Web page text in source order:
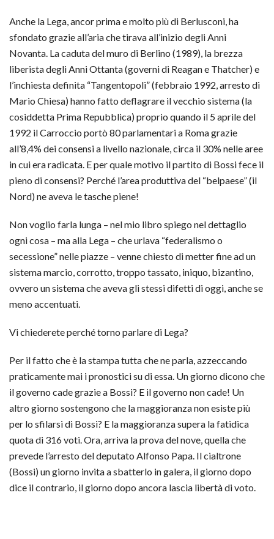
Anche la Lega, ancor prima e molto più di Berlusconi, ha
sfondato grazie all’aria che tirava all’inizio degli Anni
Novanta. La caduta del muro di Berlino (1989), la brezza
liberista degli Anni Ottanta (governi di Reagan e Thatcher) e
l’inchiesta definita “Tangentopoli” (febbraio 1992, arresto di
Mario Chiesa) hanno fatto deflagrare il vecchio sistema (la
cosiddetta Prima Repubblica) proprio quando il 5 aprile del
1992 il Carroccio portò 80 parlamentari a Roma grazie
all’8,4% dei consensi a livello nazionale, circa il 30% nelle aree
in cui era radicata. E per quale motivo il partito di Bossi fece il
pieno di consensi? Perché l’area produttiva del “belpaese” (il
Nord) ne aveva le tasche piene!
Non voglio farla lunga – nel mio libro spiego nel dettaglio
ogni cosa – ma alla Lega – che urlava “federalismo o
secessione” nelle piazze – venne chiesto di metter fine ad un
sistema marcio, corrotto, troppo tassato, iniquo, bizantino,
ovvero un sistema che aveva gli stessi difetti di oggi, anche se
meno accentuati.
Vi chiederete perché torno parlare di Lega?
Per il fatto che è la stampa tutta che ne parla, azzeccando
praticamente mai i pronostici su di essa. Un giorno dicono che
il governo cade grazie a Bossi? E il governo non cade! Un
altro giorno sostengono che la maggioranza non esiste più
per lo sfilarsi di Bossi? E la maggioranza supera la fatidica
quota di 316 voti. Ora, arriva la prova del nove, quella che
prevede l’arresto del deputato Alfonso Papa. Il cialtrone
(Bossi) un giorno invita a sbatterlo in galera, il giorno dopo
dice il contrario, il giorno dopo ancora lascia libertà di voto.